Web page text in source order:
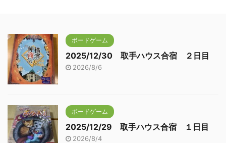
ボードゲーム
2025/12/30 取手ハウス合宿 ２日目
2026/8/6
ボードゲーム
2025/12/29 取手ハウス合宿 １日目
2026/8/4